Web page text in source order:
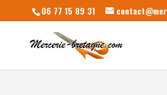
06 77 15 89 31